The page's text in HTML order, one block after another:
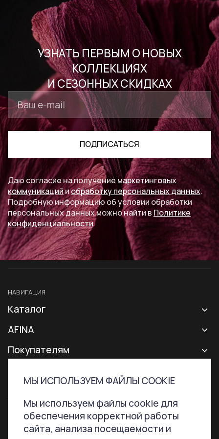
МЫ ИСПОЛЬЗУЕМ ФАЙЛЫ COOKIE
Мы используем файлы cookie для
обеспечения корректной работы
сайта, анализа посещаемости и
11,5 см
УЗНАТЬ ПЕРВЫМ О НОВЫХ
КОЛЛЕКЦИЯХ
И СЕЗОННЫХ СКИДКАХ
ПОДПИСАТЬСЯ
Даю согласие на получениемаркетинговых
коммуникацийиобработку персональных данных.
Подробную информацию об условии обработки
персональных данных можно найти в Политике
конфиденциальности
НАВИГАЦИЯ
Каталог
Новая коллекция
Все сумки
Аксессуары
Сертификаты
AFINA
О бренде
Покупателям
Гарантии и возврат
Программа лояльности
Уход за сумками
Контактная информация
ТЕЛЕФОН
+7 800 707-76-51
ПОЧТА
hello@afinabags.ru